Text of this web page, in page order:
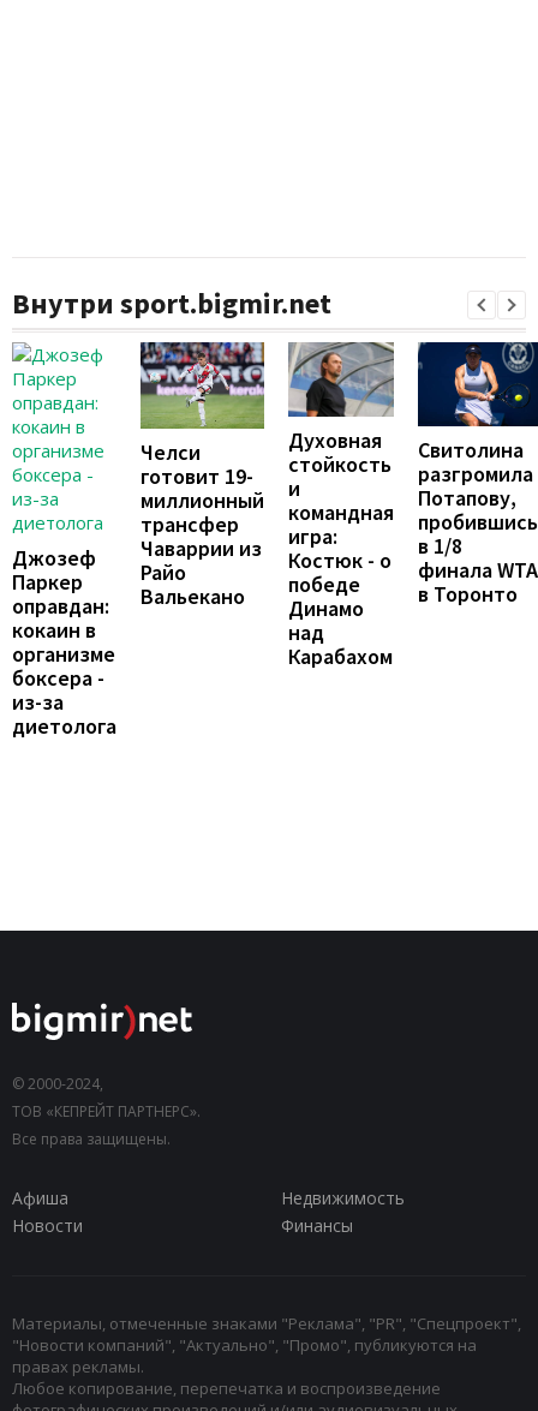
Внутри sport.bigmir.net
Джозеф
Паркер
оправдан:
кокаин в
организме
боксера -
из-за
диетолога
Челси
готовит 19-
миллионный
трансфер
Чаваррии из
Райо
Вальекано
Духовная
стойкость
и
командная
игра:
Костюк - о
победе
Динамо
над
Карабахом
Свитолина
разгромила
Потапову,
пробившись
в 1/8
финала WTA
в Торонто
© 2000-2024,
ТОВ «КЕПРЕЙТ ПАРТНЕРС».
Все права защищены.
Афиша
Недвижимость
Новости
Финансы
Материалы, отмеченные знаками "Реклама", "PR", "Спецпроект",
"Новости компаний", "Актуально", "Промо", публикуются на
правах рекламы.
Любое копирование, перепечатка и воспроизведение